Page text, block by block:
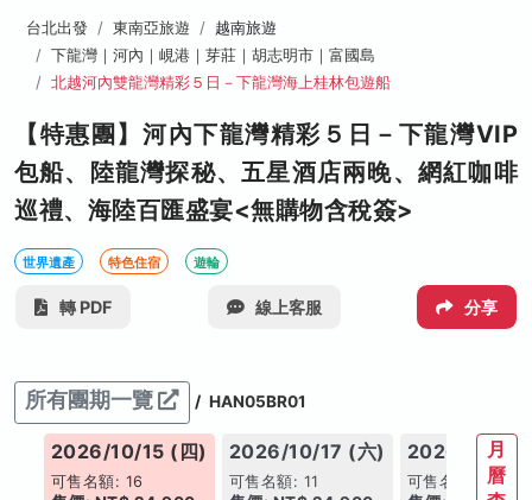
台北出發 東南亞旅遊
越南旅遊
下龍灣｜河內｜峴港｜芽莊｜胡志明市｜富國島
北越河內雙龍灣精彩５日－下龍灣海上桂林包遊船
【特惠團】河內下龍灣精彩５日－下龍灣VIP
包船、陸龍灣探秘、五星酒店兩晚、網紅咖啡
巡禮、海陸百匯盛宴<無購物含稅簽>
世界遺產 特色住宿 遊輪
轉 PDF 線上客服 分享
所有團期一覽 / HAN05BR01
2026/10/15 (四)
可售名額: 16
2026/10/17 (六)
可售名額: 11
2026/10/21
可售名額: 19
月
曆